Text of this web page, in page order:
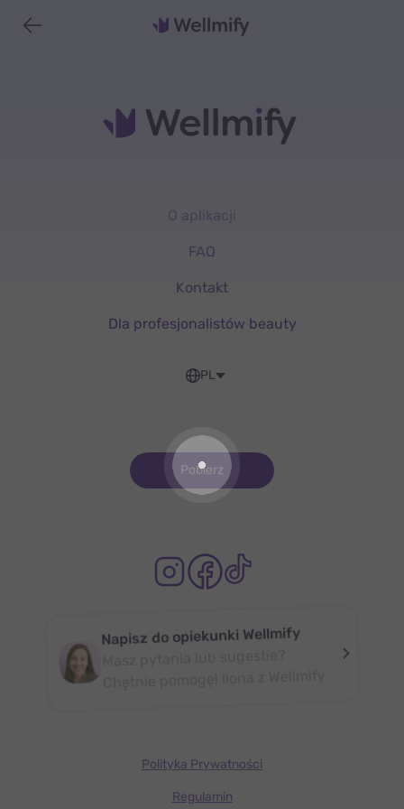
O aplikacji
FAQ
Kontakt
Dla profesjonalistów beauty
PL
Pobierz
Napisz do opiekunki Wellmify
Polityka Prywatności
Regulamin